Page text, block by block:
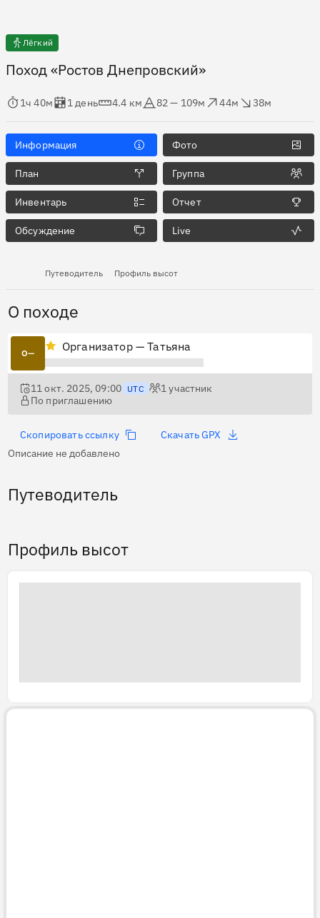
Лёгкий
Поход «Ростов Днепровский»
в пути
1ч 40м
Оценка в днях
1 день
Дистанция
4.4 км
Абсолютная высота
82 — 109м
Набор высоты
44м
38м
Информация Фото
План Группа
Инвентарь Отчет
Обсуждение Live
Путеводитель Профиль высот
О походе
О— Организатор — Татьяна
11 окт. 2025, 09:00 UTC 1участник
По приглашению
Скопировать ссылку
Скачать GPX
Описание не добавлено
Путеводитель
Профиль высот